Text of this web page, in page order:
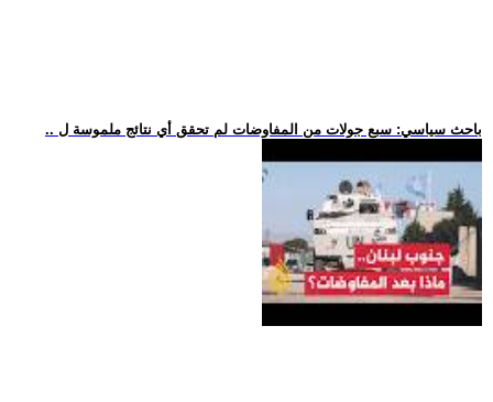
.. باحث سياسي: سبع جولات من المفاوضات لم تحقق أي نتائج ملموسة ل